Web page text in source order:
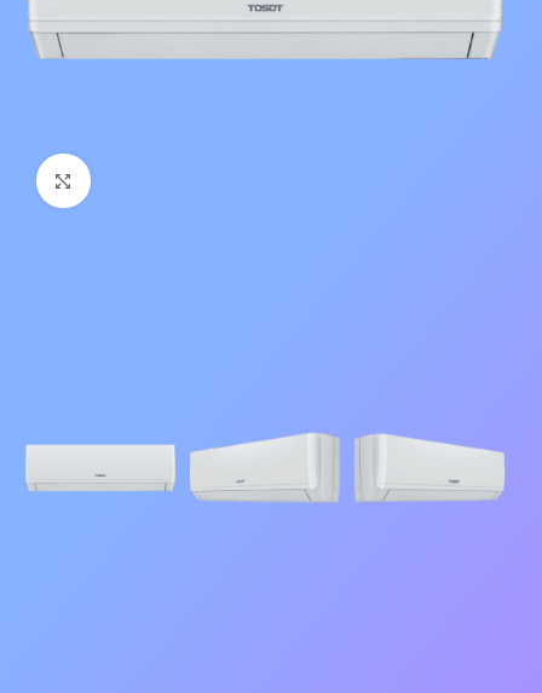
Нажмите, чтобы увеличить изображение